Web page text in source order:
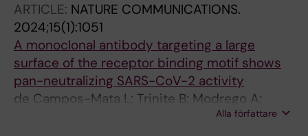
Pelechano V; Garcia-Martinez J
ARTICLE: NATURE COMMUNICATIONS.
2024;15(1):1051
A monoclonal antibody targeting a large
surface of the receptor binding motif shows
pan-neutralizing SARS-CoV-2 activity
de Campos-Mata L; Trinite B; Modrego A;
Tejedor Vaquero S; Pradenas E; Pons-Grifols A;
Alla författare